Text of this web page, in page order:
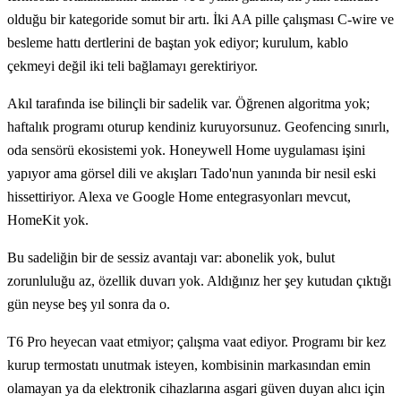
olduğu bir kategoride somut bir artı. İki AA pille çalışması C-wire ve
besleme hattı dertlerini de baştan yok ediyor; kurulum, kablo
çekmeyi değil iki teli bağlamayı gerektiriyor.
Akıl tarafında ise bilinçli bir sadelik var. Öğrenen algoritma yok;
haftalık programı oturup kendiniz kuruyorsunuz. Geofencing sınırlı,
oda sensörü ekosistemi yok. Honeywell Home uygulaması işini
yapıyor ama görsel dili ve akışları Tado'nun yanında bir nesil eski
hissettiriyor. Alexa ve Google Home entegrasyonları mevcut,
HomeKit yok.
Bu sadeliğin bir de sessiz avantajı var: abonelik yok, bulut
zorunluluğu az, özellik duvarı yok. Aldığınız her şey kutudan çıktığı
gün neyse beş yıl sonra da o.
T6 Pro heyecan vaat etmiyor; çalışma vaat ediyor. Programı bir kez
kurup termostatı unutmak isteyen, kombisinin markasından emin
olamayan ya da elektronik cihazlarına asgari güven duyan alıcı için